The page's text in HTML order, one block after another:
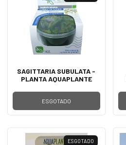
SAGITTARIA SUBULATA -
PLANTA AQUAPLANTE
ESGOTADO
ESGOTADO